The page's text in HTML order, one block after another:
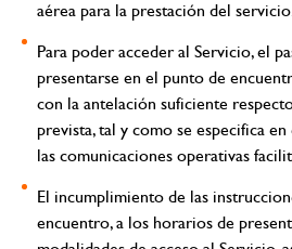
aérea para la prestación del servicio.
Para poder acceder al Servicio, el
presentarse en el punto de
con la antelación suficiente
prevista, tal y como se especifica
las comunicaciones operativas
El incumplimiento de las
encuentro, a los horarios de